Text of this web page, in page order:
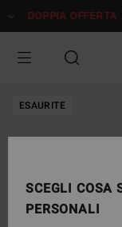
alle
prodotto
DOPPIA OFFERTA
ESAURITE
SCEGLI COSA
PERSONALI